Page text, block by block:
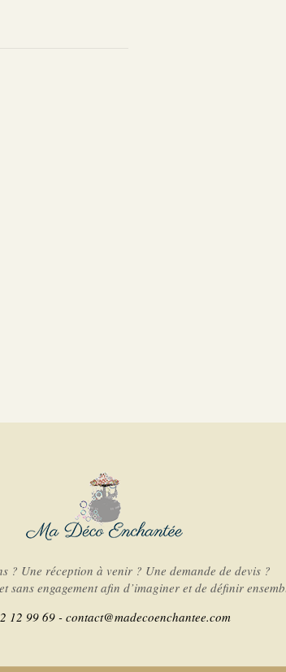
? Une réception à venir ? Une demande de devis ?
sans engagement afin d’imaginer et de définir
12 99 69 -contact@madecoenchantee.com